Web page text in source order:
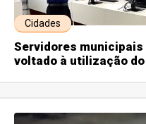
Cidades
Servidores
voltado à utilização do